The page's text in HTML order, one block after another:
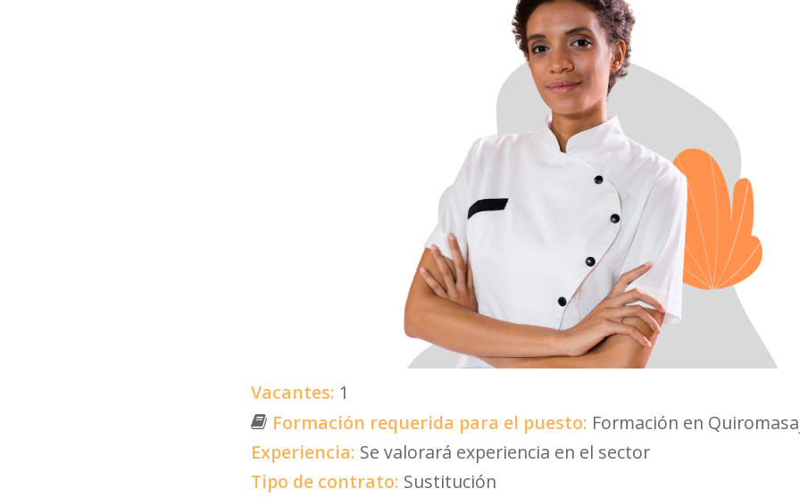
Vacantes: 1
Formación requerida para el puesto: Formación en
Experiencia: Se valorará experiencia en el sector
Tipo de contrato: Sustitución